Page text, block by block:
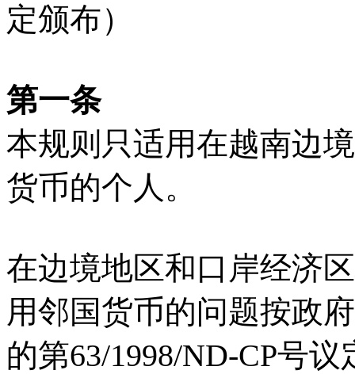
定颁布）
第一条
本规则只适用在越南边
货币的个人。
在边境地区和口岸经济
用邻国货币的问题按政
的第63/1998/ND-CP号